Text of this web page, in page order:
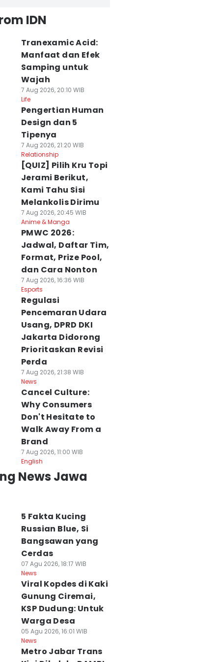
IDN
Tranexamic Acid:
Manfaat dan Efek
Samping untuk
Wajah
7 Aug 2026, 20:10 WIB
Life
Pengertian Human
Design dan 5
Tipenya
7 Aug 2026, 21:20 WIB
Relationship
[QUIZ] Pilih Kru Topi
Jerami Berikut,
Kami Tahu Sisi
Melankolis Dirimu
7 Aug 2026, 20:45 WIB
Anime & Manga
PMWC 2026:
Jadwal, Daftar Tim,
Format, Prize Pool,
dan Cara Nonton
7 Aug 2026, 16:36 WIB
Esports
Regulasi
Pencemaran Udara
Usang, DPRD DKI
Jakarta Didorong
Prioritaskan Revisi
Perda
7 Aug 2026, 21:38 WIB
News
Cancel Culture:
Why Consumers
Don't Hesitate to
Walk Away From a
Brand
7 Aug 2026, 11:00 WIB
English
News Jawa
5 Fakta Kucing
Russian Blue, Si
Bangsawan yang
Cerdas
07 Agu 2026, 18:17 WIB
News
Viral Kopdes di Kaki
Gunung Ciremai,
KSP Dudung: Untuk
Warga Desa
05 Agu 2026, 16:01 WIB
News
Metro Jabar Trans